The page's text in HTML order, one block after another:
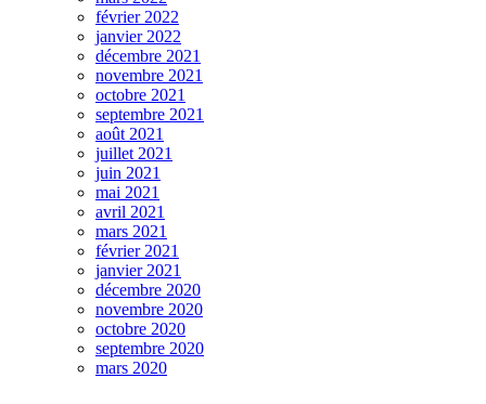
février 2022
janvier 2022
décembre 2021
novembre 2021
octobre 2021
septembre 2021
août 2021
juillet 2021
juin 2021
mai 2021
avril 2021
mars 2021
février 2021
janvier 2021
décembre 2020
novembre 2020
octobre 2020
septembre 2020
mars 2020